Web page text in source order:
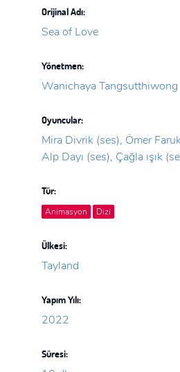
Orijinal Adı:
Sea of Love
Yönetmen:
Wanichaya Tangsutthiwong
Oyuncular:
Mira Divrik (ses), Ömer
Alp Dayı (ses), Çağla ışık
Tür:
Animasyon Dizi
Ülkesi:
Tayland
Yapım Yılı:
2022
Süresi: